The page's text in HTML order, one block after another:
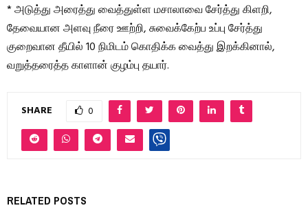
* அடுத்து அரைத்து வைத்துள்ள மசாலாவை சேர்த்து கிளறி,
தேவையான அளவு நீரை ஊற்றி, சுவைக்கேற்ப உப்பு சேர்த்து
குறைவான தீயில் 10 நிமிடம் கொதிக்க வைத்து இறக்கினால்,
வறுத்தரைத்த காளான் குழம்பு தயார்.
SHARE 0
RELATED POSTS